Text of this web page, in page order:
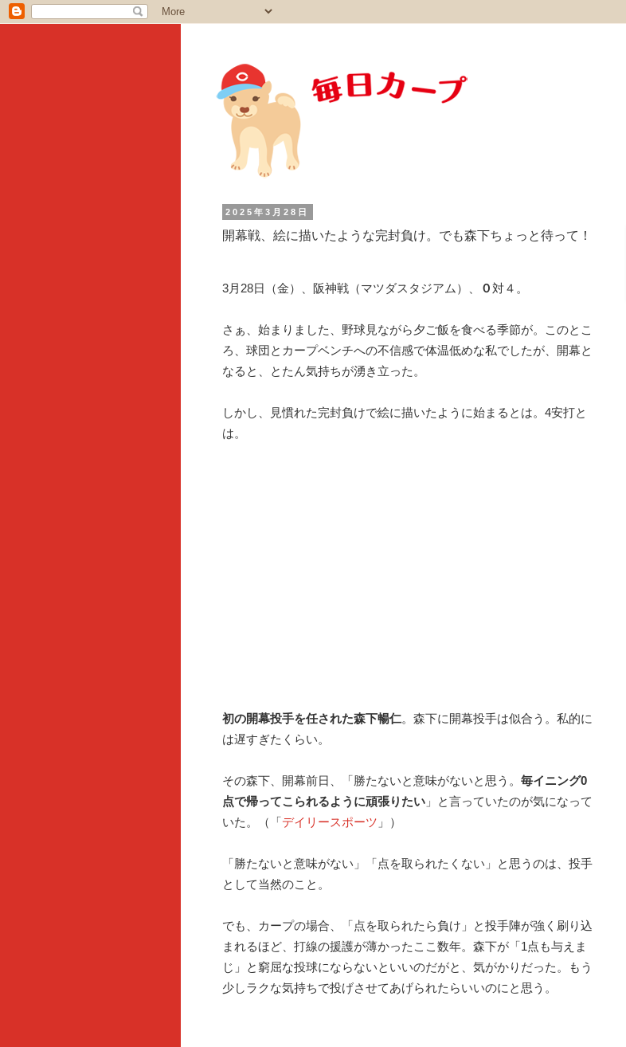
2025年3月28日
開幕戦、絵に描いたような完封負け。でも森下ちょっと待って！
3月28日（金）、阪神戦（マツダスタジアム）、 ０対４。
さぁ、始まりました、野球見ながら夕ご飯を食べる季節が。このとこ
ろ、球団とカープベンチへの不信感で体温低めな私でしたが、開幕と
なると、とたん気持ちが湧き立った。
しかし、見慣れた完封負けで絵に描いたように始まるとは。4安打と
は。
初の開幕投手を任された森下暢仁。森下に開幕投手は似合う。私的に
は遅すぎたくらい。
その森下、開幕前日、「勝たないと意味がないと思う。 毎イニング0
点で帰ってこられるように頑張りたい 」と言っていたのが気になって
いた。（「デイリースポーツ 」）
「勝たないと意味がない」「点を取られたくない」と思うのは、投手
として当然のこと。
でも、カープの場合、「点を取られたら負け」と投手陣が強く刷り込
まれるほど、打線の援護が薄かったここ数年。森下が「1点も与えま
じ」と窮屈な投球にならないといいのだがと、気がかりだった。もう
少しラクな気持ちで投げさせてあげられたらいいのにと思う。